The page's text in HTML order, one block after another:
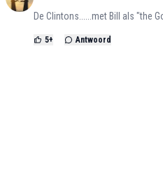
De Clintons......met Bill als "the
5+ Antwoord